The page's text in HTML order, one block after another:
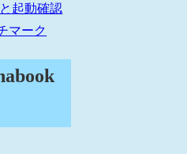
起動確認
マーク